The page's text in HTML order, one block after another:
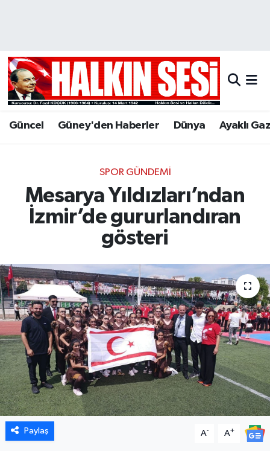
Güncel Güney'den Haberler Dünya Ayaklı
SPOR GÜNDEMI
Mesarya Yıldızları’ndan
İzmir’de gururlandıran
gösteri
Paylaş A- A+
Hava Durumu
Trafik Durumu
Tüm Manşetler
Son Dakika Haberleri